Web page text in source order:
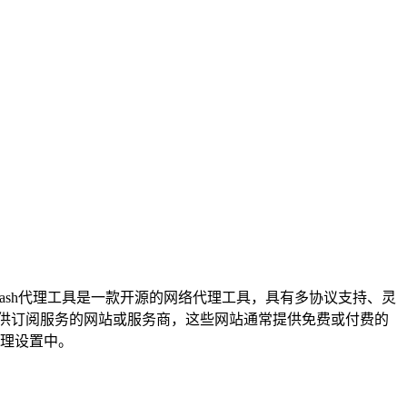
代理工具是一款开源的网络代理工具，具有多协议支持、灵
订阅服务的网站或服务商，这些网站通常提供免费或付费的
设置中。